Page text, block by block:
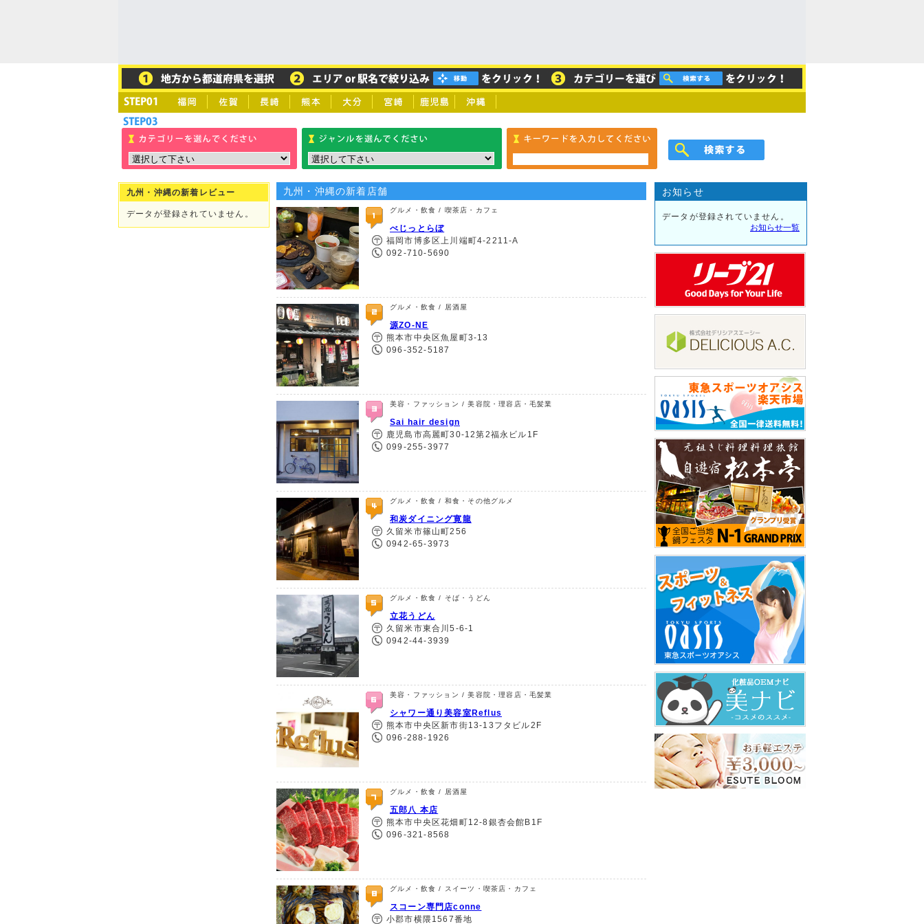
九州・沖縄の新着レビュー
データが登録されていません。
九州・沖縄の新着店舗
グルメ・飲食 / 喫茶店・カフェ
べじっとらぼ
福岡市博多区上川端町4-2211-A
092-710-5690
グルメ・飲食 / 居酒屋
源ZO-NE
熊本市中央区魚屋町3-13
096-352-5187
美容・ファッション / 美容院・理容店・毛髪業
Sai hair design
鹿児島市高麗町30-12第2福永ビル1F
099-255-3977
グルメ・飲食 / 和食・その他グルメ
和炭ダイニング寛龍
久留米市篠山町256
0942-65-3973
グルメ・飲食 / そば・うどん
立花うどん
久留米市東合川5-6-1
0942-44-3939
美容・ファッション / 美容院・理容店・毛髪業
シャワー通り美容室Reflus
熊本市中央区新市街13-13フタビル2F
096-288-1926
グルメ・飲食 / 居酒屋
五郎八 本店
熊本市中央区花畑町12-8銀杏会館B1F
096-321-8568
グルメ・飲食 / スイーツ・喫茶店・カフェ
スコーン専門店conne
小郡市横隈1567番地
お知らせ
データが登録されていません。
お知らせ一覧